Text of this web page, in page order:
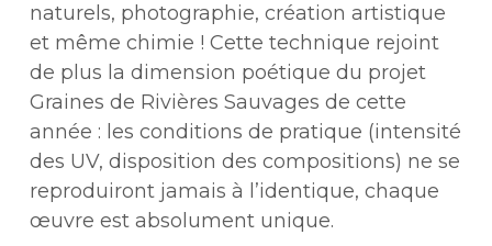
naturels, photographie, création artistique
et même chimie ! Cette technique rejoint
de plus la dimension poétique du projet
Graines de Rivières Sauvages de cette
année : les conditions de pratique (intensité
des UV, disposition des compositions) ne se
reproduiront jamais à l’identique, chaque
œuvre est absolument unique.